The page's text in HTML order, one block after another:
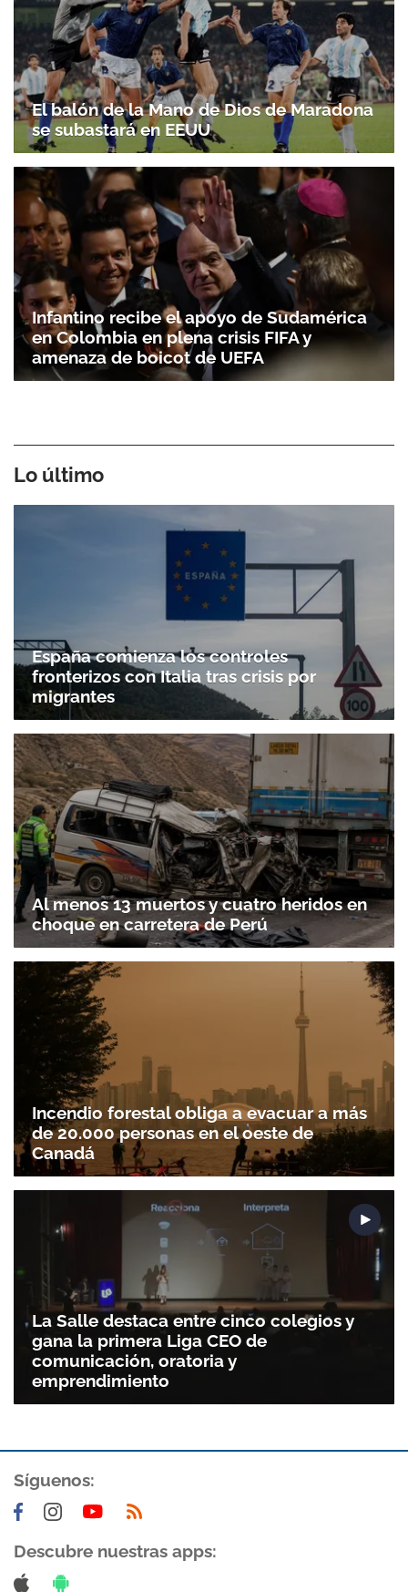
El balón de la Mano de Dios de Maradona
se subastará en EEUU
Infantino recibe el apoyo de Sudamérica
en Colombia en plena crisis FIFA y
amenaza de boicot de UEFA
Lo último
España comienza los controles
fronterizos con Italia tras crisis por
migrantes
Al menos 13 muertos y cuatro heridos en
choque en carretera de Perú
Incendio forestal obliga a evacuar a más
de 20.000 personas en el oeste de
Canadá
La Salle destaca entre cinco colegios y
gana la primera Liga CEO de
comunicación, oratoria y
emprendimiento
Síguenos:
Descubre nuestras apps: